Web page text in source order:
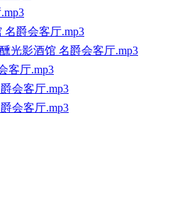
爵会客厅.mp3
光影酒馆 名爵会客厅.mp3
客厅.mp3
会客厅.mp3
会客厅.mp3